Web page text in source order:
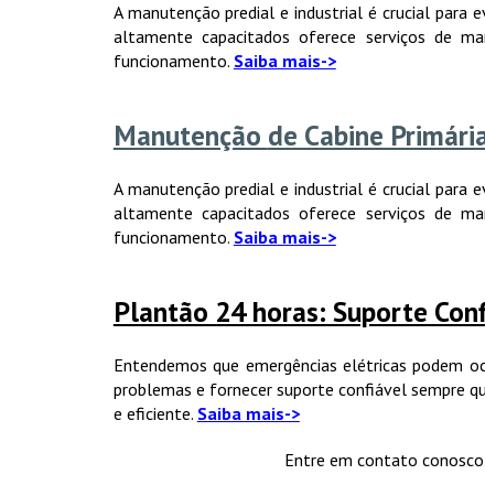
A manutenção predial e industrial é crucial para
altamente capacitados oferece serviços de
funcionamento. Saiba mais->
Manutenção de Cabine
A manutenção predial e industrial é crucial para
altamente capacitados oferece serviços de
funcionamento. Saiba mais->
Plantão 24 horas: Suporte
Entendemos que emergências elétricas podem
problemas e fornecer suporte confiável sempre
e eficiente. Saiba mais->
Entre em contato